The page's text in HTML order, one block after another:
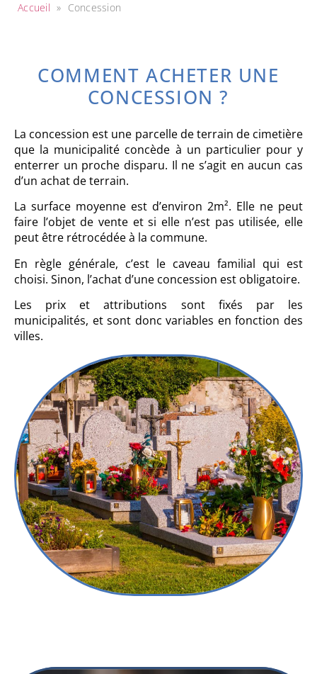
Accueil » Concession
COMMENT ACHETER UNE
CONCESSION ?
La concession est une parcelle de terrain de cimetière
que la municipalité concède à un particulier pour y
enterrer un proche disparu. Il ne s’agit en aucun cas
d’un achat de terrain.
La surface moyenne est d’environ 2m². Elle ne peut
faire l’objet de vente et si elle n’est pas utilisée, elle
peut être rétrocédée à la commune.
En règle générale, c’est le caveau familial qui est
choisi. Sinon, l’achat d’une concession est obligatoire.
Les prix et attributions sont fixés par les
municipalités, et sont donc variables en fonction des
villes.